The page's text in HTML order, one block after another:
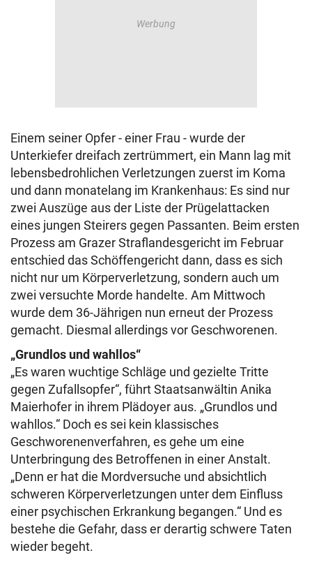
Einem seiner Opfer - einer Frau - wurde der
Unterkiefer dreifach zertrümmert, ein Mann lag mit
lebensbedrohlichen Verletzungen zuerst im Koma
und dann monatelang im Krankenhaus: Es sind nur
zwei Auszüge aus der Liste der Prügelattacken
eines jungen Steirers gegen Passanten. Beim ersten
Prozess am Grazer Straflandesgericht im Februar
entschied das Schöffengericht dann, dass es sich
nicht nur um Körperverletzung, sondern auch um
zwei versuchte Morde handelte. Am Mittwoch
wurde dem 36-Jährigen nun erneut der Prozess
gemacht. Diesmal allerdings vor Geschworenen.
„Grundlos und wahllos“
„Es waren wuchtige Schläge und gezielte Tritte
gegen Zufallsopfer“, führt Staatsanwältin Anika
Maierhofer in ihrem Plädoyer aus. „Grundlos und
wahllos.“ Doch es sei kein klassisches
Geschworenenverfahren, es gehe um eine
Unterbringung des Betroffenen in einer Anstalt.
„Denn er hat die Mordversuche und absichtlich
schweren Körperverletzungen unter dem Einfluss
einer psychischen Erkrankung begangen.“ Und es
bestehe die Gefahr, dass er derartig schwere Taten
wieder begeht.